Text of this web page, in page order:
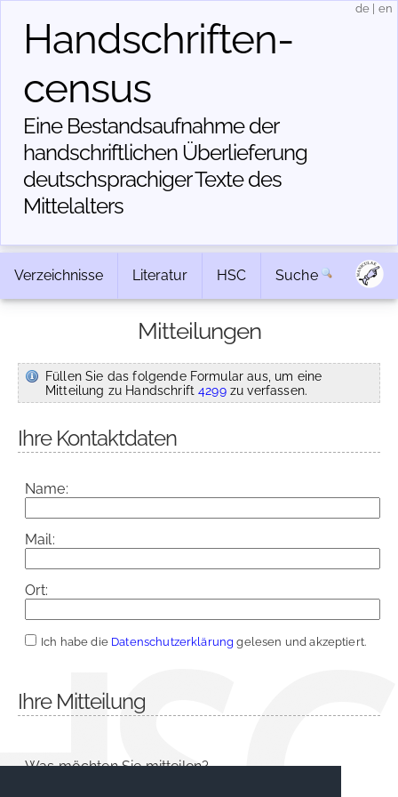
Handschriften­
census
Eine Bestandsaufnahme der
handschriftlichen Über­lieferung
deutschsprachiger Texte des
Mittelalters
de en
Verzeichnisse Literatur HSC Suche
Mitteilungen
Füllen Sie das folgende Formular aus, um eine
Mitteilung zu Handschrift4299zu verfassen.
Ihre Kontaktdaten
Name:
Mail:
Ort:
Ich habe die Datenschutzerklärung gelesen und akzeptiert.
Ihre Mitteilung
Was möchten Sie mitteilen?